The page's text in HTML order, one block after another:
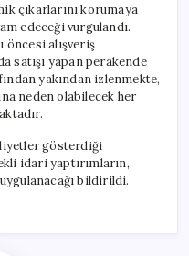
çıkarlarını korumaya
edeceği vurgulandı.
öncesi alışveriş
satışı yapan perakende
yakından izlenmekte,
neden olabilecek her
gösterdiği
idari yaptırımların,
bildirildi.